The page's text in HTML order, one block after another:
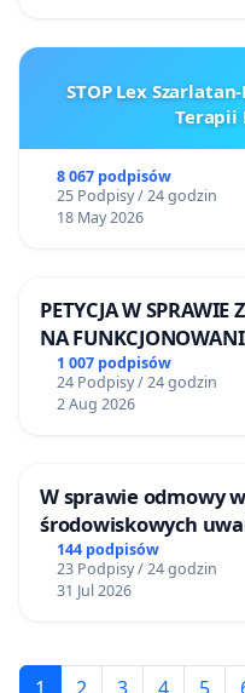
STOP Lex
Terapii
8 067 podpisów
25 Podpisy / 24 godzin
18 May 2026
PETYCJA W
NA
BEZDOMNYCH
1 007 podpisów
24 Podpisy / 24 godzin
2 Aug 2026
W sprawie odmowy
środowiskowych
zakładu
Ostrowiu
mieszkańców i
144 podpisów
23 Podpisy / 24 godzin
31 Jul 2026